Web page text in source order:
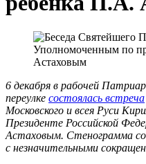
6 декабря в рабочей
переулке состоялась встреча
Московского и всея Руси
Президенте Российской
Астаховым. Стенограмма
с незначительными